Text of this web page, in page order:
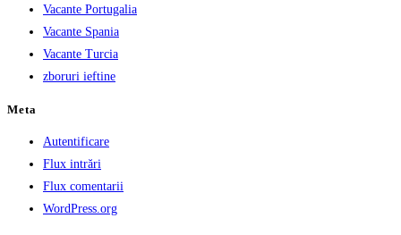
Vacante Portugalia
Vacante Spania
Vacante Turcia
zboruri ieftine
Meta
Autentificare
Flux intrări
Flux comentarii
WordPress.org